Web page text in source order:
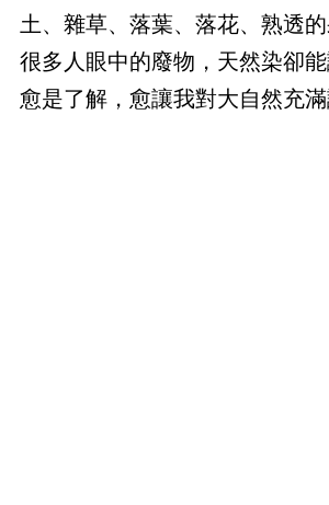
土、雜草、落葉、落花、熟透
很多人眼中的廢物，天然染卻能
愈是了解，愈讓我對大自然充滿